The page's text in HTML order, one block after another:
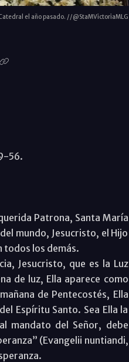
el año pasado. //@StaMVictoriaMLG
56.
Patrona, Santa María
mundo, Jesucristo, el Hijo
todos los demás.
Jesucristo, que es la Luz
de luz, Ella aparece como
de Pentecostés, Ella
Espíritu Santo. Sea Ella la
mandato del Señor, debe
(Evangelii nuntiandi,